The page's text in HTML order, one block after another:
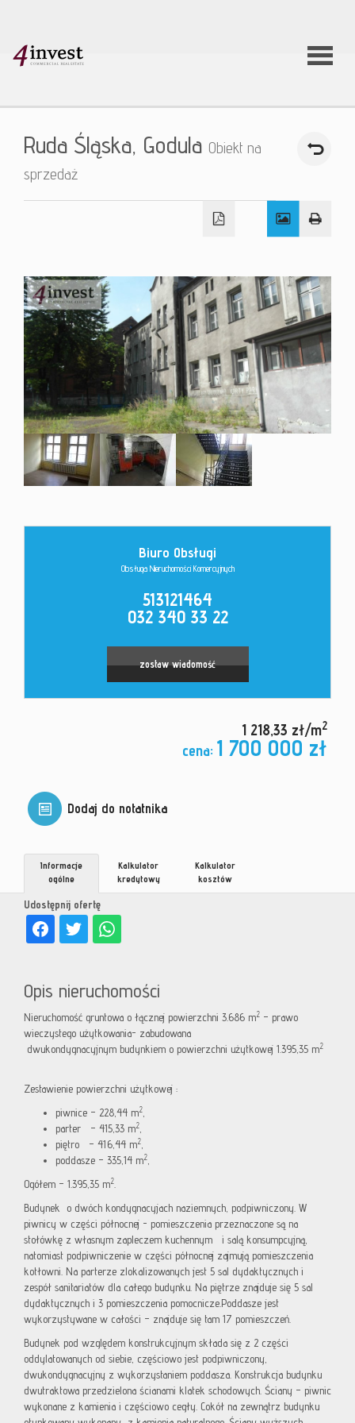
O firmie
Oferty
Ruda Śląska, Godula Obiekt na
sprzedaż
Biuro Obsługi
Obsługa Nieruchomości Komercyjnych
513121464
032 340 33 22
zostaw wiadomość
1 218,33 zł/m2
cena: 1 700 000 zł
Dodaj do notatnika
Udostępnij ofertę
Informacje
ogólne
Kalkulator
kredytowy
Kalkulator
kosztów
Opis nieruchomości
Nieruchomość gruntowa o łącznej powierzchni 3.686 m2 – prawo
wieczystego użytkowania- zabudowana
dwukondygnacyjnym budynkiem o powierzchni użytkowej 1.395,35 m2
Zestawienie powierzchni użytkowej :
piwnice – 228,44 m2,
parter – 415,33 m2,
piętro – 416,44 m2,
poddasze – 335,14 m2,
Ogółem – 1.395,35 m2.
Budynek o dwóch kondygnacyjach naziemnych, podpiwniczony. W
piwnicy w części północnej - pomieszczenia przeznaczone są na
stołówkę z własnym zapleczem kuchennym i salą konsumpcyjną,
natomiast podpiwniczenie w części północnej zajmują pomieszczenia
kotłowni. Na parterze zlokalizowanych jest 5 sal dydaktycznych i
zespół sanitariatów dla całego budynku. Na piętrze znajduje się 5 sal
dydaktycznych i 3 pomieszczenia pomocnicze.Poddasze jest
wykorzystywane w całości – znajduje się tam 17 pomieszczeń.
Budynek pod względem konstrukcyjnym składa się z 2 części
oddylatowanych od siebie, częściowo jest podpiwniczony,
dwukondygnacyjny z wykorzystaniem poddasza. Konstrukcja budynku
dwutraktowa przedzielona ścianami klatek schodowych. Ściany – piwnic
wykonane z kamienia i częściowo cegły. Cokół na zewnątrz budynku